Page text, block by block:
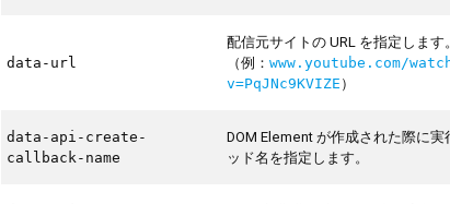
data-url
配信元サイトの URL を指定します。
（例：www.youtube.com/
v=PqJNc9KVIZE ）
data-api-create-
callback-name
DOM Element が作成された際に実
ッド名を指定します。